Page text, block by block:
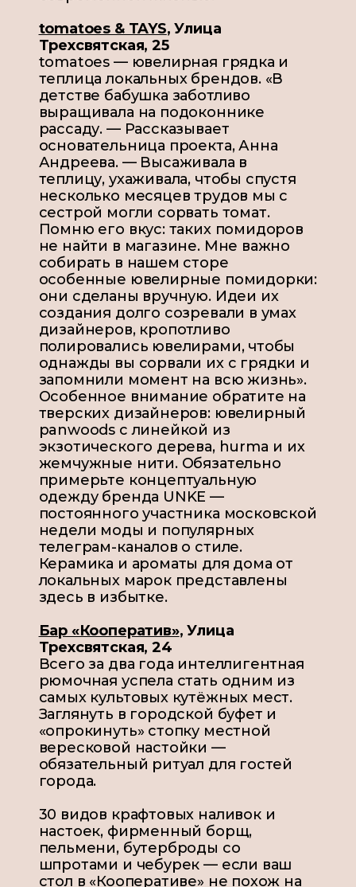
tomatoes & TAYS,Улица
Трехсвятская, 25
tomatoes — ювелирная грядка и
теплица локальных брендов. «В
детстве бабушка заботливо
выращивала на подоконнике
рассаду. — Рассказывает
основательница проекта, Анна
Андреева. — Высаживала в
теплицу, ухаживала, чтобы спустя
несколько месяцев трудов мы с
сестрой могли сорвать томат.
Помню его вкус: таких помидоров
не найти в магазине. Мне важно
собирать в нашем сторе
особенные ювелирные помидорки:
они сделаны вручную. Идеи их
создания долго созревали в умах
дизайнеров, кропотливо
полировались ювелирами, чтобы
однажды вы сорвали их с грядки и
запомнили момент на всю жизнь».
Особенное внимание обратите на
тверских дизайнеров: ювелирный
panwoods с линейкой из
экзотического дерева, hurma и их
жемчужные нити. Обязательно
примерьте концептуальную
одежду бренда UNKE —
постоянного участника московской
недели моды и популярных
телеграм-каналов о стиле.
Керамика и ароматы для дома от
локальных марок представлены
здесь в избытке.
Бар «Кооператив»,Улица
Трехсвятская, 24
Всего за два года интеллигентная
рюмочная успела стать одним из
самых культовых кутёжных мест.
Заглянуть в городской буфет и
«опрокинуть» стопку местной
вересковой настойки —
обязательный ритуал для гостей
города.
30 видов крафтовых наливок и
настоек, фирменный борщ,
пельмени, бутерброды со
шпротами и чебурек — если ваш
стол в «Кооперативе» не похож на